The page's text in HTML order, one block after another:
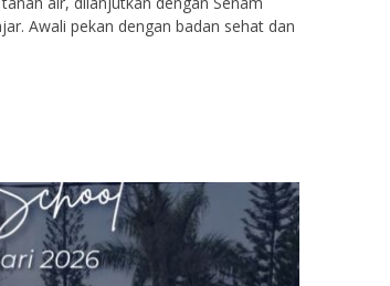
Awali pekan dengan badan sehat dan